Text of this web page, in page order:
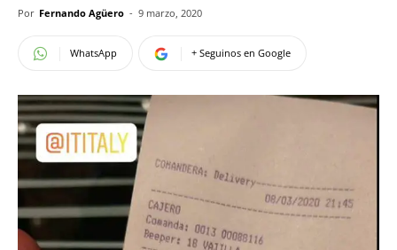
Por Fernando Agüero - 9 marzo, 2020
WhatsApp + Seguinos en Google